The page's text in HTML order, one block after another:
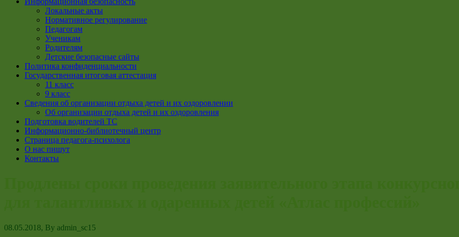
Локальные акты
Нормативное регулирование
Педагогам
Ученикам
Родителям
Детские безопасные сайты
Политика конфиденциальности
Государственная итоговая аттестация
11 класс
9 класс
Сведения об организации отдыха детей и их оздоровлении
Об организации отдыха детей и их оздоровления
Подготовка водителей ТС
Информационно-библиотечный центр
Страница педагога-психолога
О нас пишут
Контакты
08.05.2018, By admin_sc15